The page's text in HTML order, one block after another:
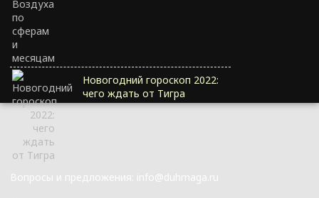
Новогодний гороскоп 2022:
чего ждать от Тигра
Вопросы и предложения: info@duhmaga.ru